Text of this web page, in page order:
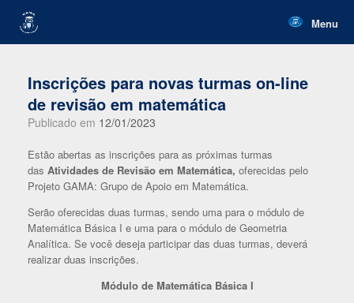
content
Menu
Inscrições para novas turmas on-line
de revisão em matemática
Publicado em 12/01/2023
Estão abertas as inscrições para as próximas turmas
das Atividades de Revisão em Matemática, oferecidas pelo
Projeto GAMA: Grupo de Apoio em Matemática.
Serão oferecidas duas turmas, sendo uma para o módulo de
Matemática Básica I e uma para o módulo de Geometria
Analítica. Se você deseja participar das duas turmas, deverá
realizar duas inscrições.
Módulo de Matemática Básica I